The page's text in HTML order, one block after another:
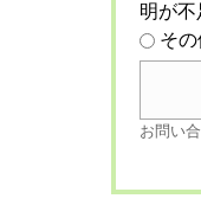
明が
そ
お問い